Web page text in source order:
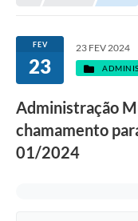
FEV
23
23 FEV 2024
Administração
chamamento
01/2024